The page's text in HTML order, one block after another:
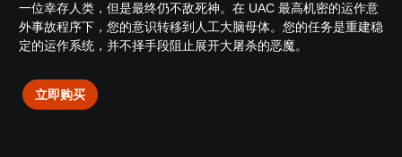
一位幸存人类，但是最终仍不敌死神。在 UAC 最高机密的运作意
外事故程序下，您的意识转移到人工大脑母体。您的任务是重建稳
定的运作系统，并不择手段阻止展开大屠杀的恶魔。
立即购买